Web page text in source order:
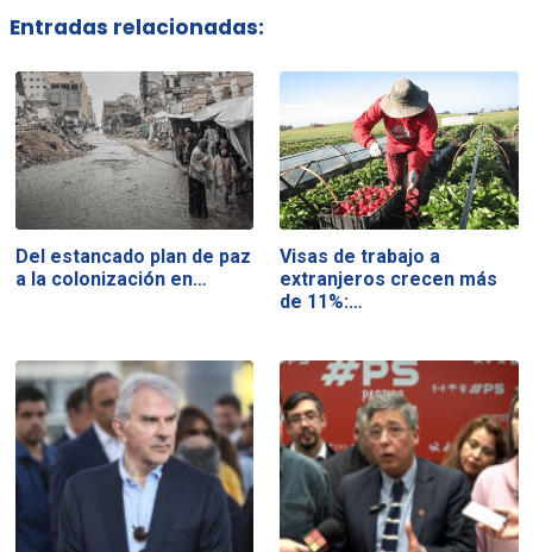
Entradas relacionadas:
Del estancado plan de paz
a la colonización en…
Visas de trabajo a
extranjeros crecen más
de 11%:…